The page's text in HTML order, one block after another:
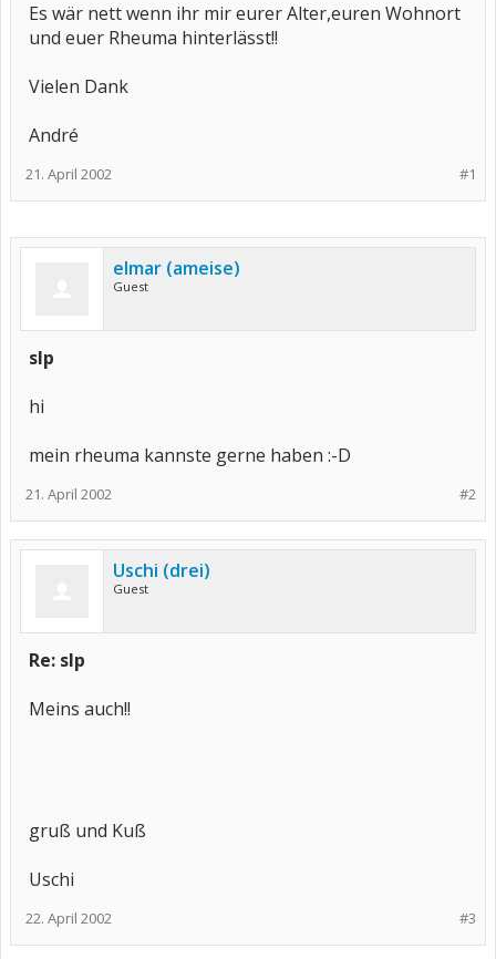
Es wär nett wenn ihr mir eurer Alter,euren Wohnort
und euer Rheuma hinterlässt!!
Vielen Dank
André
#1
21. April 2002
elmar (ameise)
Guest
slp
hi
mein rheuma kannste gerne haben :-D
#2
21. April 2002
Uschi (drei)
Guest
Re: slp
Meins auch!!
gruß und Kuß
Uschi
#3
22. April 2002